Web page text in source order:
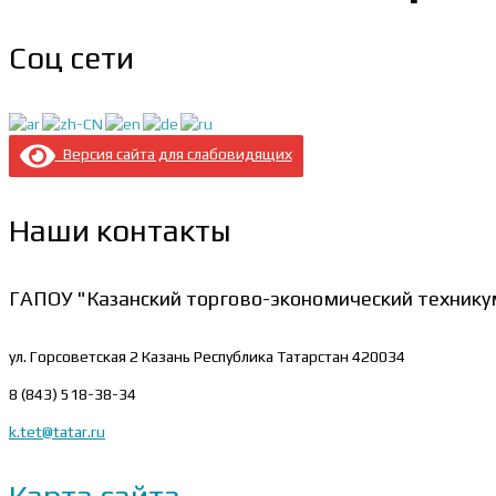
Соц сети
Версия сайта для слабовидящих
Наши контакты
ГАПОУ "Казанский торгово-экономический
ул. Горсоветская 2 Казань Республика Татарстан 420034
8 (843) 518-38-34
k.tet@tatar.ru